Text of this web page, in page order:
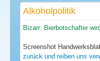
Alkoholpolitik
Bizarr: Bierbotschafter
Screenshot
zurück und reiben uns